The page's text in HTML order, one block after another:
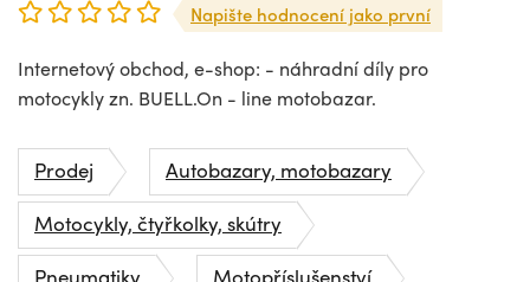
Napište hodnocení jako první
Internetový obchod, e-shop: - náhradní díly pro
motocykly zn. BUELL.On - line motobazar.
Prodej
Autobazary, motobazary
Motocykly, čtyřkolky, skútry
Pneumatiky
Motopříslušenství